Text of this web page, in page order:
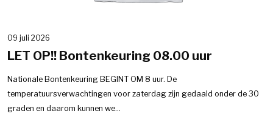
09 juli 2026
LET OP!! Bontenkeuring 08.00 uur
Nationale Bontenkeuring BEGINT OM 8 uur. De
temperatuursverwachtingen voor zaterdag zijn gedaald onder de 30
graden en daarom kunnen we...